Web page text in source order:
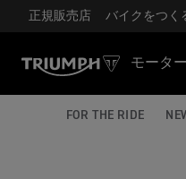
正規販売店 バイクをつく
モータ
FOR THE RIDE